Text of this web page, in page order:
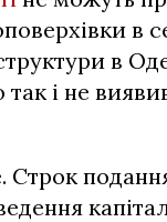
в
в
і не